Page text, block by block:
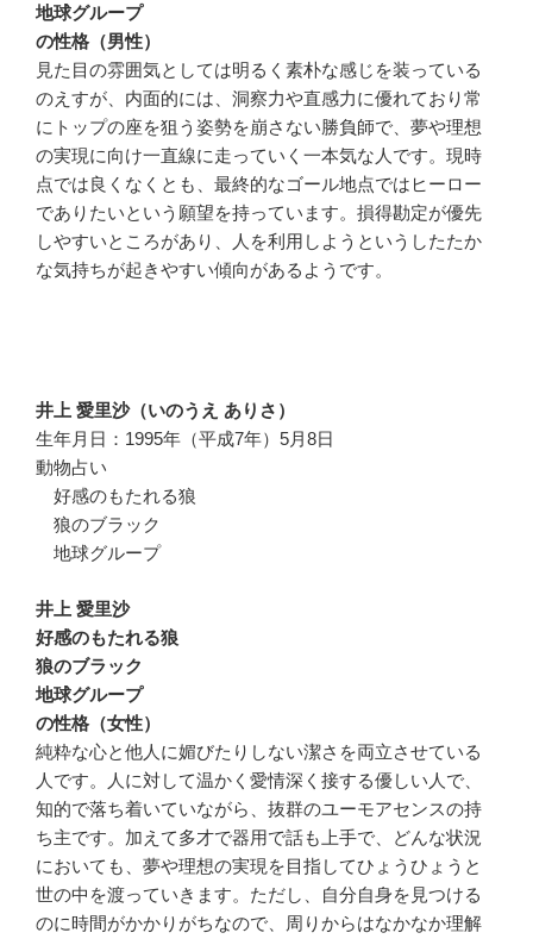
地球グループ
の性格（男性）
見た目の雰囲気としては明るく素朴な感じを装っている
のえすが、内面的には、洞察力や直感力に優れており常
にトップの座を狙う姿勢を崩さない勝負師で、夢や理想
の実現に向け一直線に走っていく一本気な人です。現時
点では良くなくとも、最終的なゴール地点ではヒーロー
でありたいという願望を持っています。損得勘定が優先
しやすいところがあり、人を利用しようというしたたか
な気持ちが起きやすい傾向があるようです。
井上 愛里沙（いのうえ ありさ）
生年月日：1995年（平成7年）5月8日
動物占い
好感のもたれる狼
狼のブラック
地球グループ
井上 愛里沙
好感のもたれる狼
狼のブラック
地球グループ
の性格（女性）
純粋な心と他人に媚びたりしない潔さを両立させている
人です。人に対して温かく愛情深く接する優しい人で、
知的で落ち着いていながら、抜群のユーモアセンスの持
ち主です。加えて多才で器用で話も上手で、どんな状況
においても、夢や理想の実現を目指してひょうひょうと
世の中を渡っていきます。ただし、自分自身を見つける
のに時間がかかりがちなので、周りからはなかなか理解